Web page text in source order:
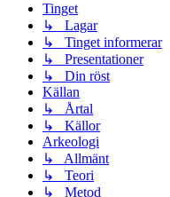
Tinget
↳ Lagar
↳ Tinget informerar
↳ Presentationer
↳ Din röst
Källan
↳ Årtal
↳ Källor
Arkeologi
↳ Allmänt
↳ Teori
↳ Metod